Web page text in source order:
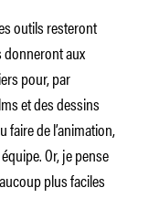
outils resteront
donneront aux
pour, par
et des dessins
faire de l’animation,
Or, je pense
plus faciles